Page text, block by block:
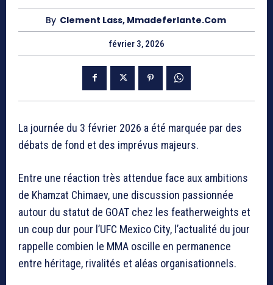
By Clement Lass, Mmadeferlante.com
février 3, 2026
La journée du 3 février 2026 a été marquée par des
débats de fond et des imprévus majeurs.
Entre une réaction très attendue face aux ambitions
de Khamzat Chimaev, une discussion passionnée
autour du statut de GOAT chez les featherweights et
un coup dur pour l’UFC Mexico City, l’actualité du jour
rappelle combien le MMA oscille en permanence
entre héritage, rivalités et aléas organisationnels.